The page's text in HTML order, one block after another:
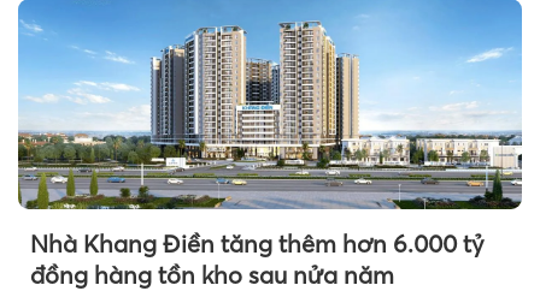
Nhà Khang Điền tăng thêm hơn 6.000 tỷ
đồng hàng tồn kho sau nửa năm